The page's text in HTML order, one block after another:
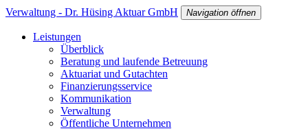
Verwaltung - Dr. Hüsing Aktuar GmbH Navigation öffnen
Leistungen
Überblick
Beratung und laufende Betreuung
Aktuariat und Gutachten
Finanzierungsservice
Kommunikation
Verwaltung
Öffentliche Unternehmen